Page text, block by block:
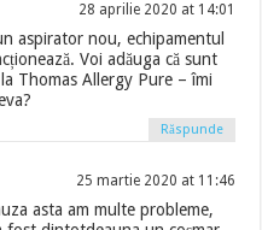
28 aprilie 2020 at 14:01
aspirator nou, echipamentul
Voi adăuga că sunt
Thomas Allergy Pure – îmi
Răspunde
25 martie 2020 at 11:46
asta am multe probleme,